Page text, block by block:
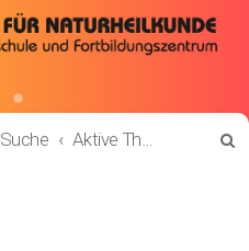
Suche Aktive Themen